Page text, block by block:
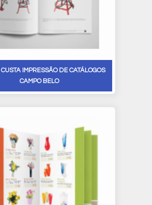
IMPRESSÃO DE CATÁLOGOS
CAMPO BELO